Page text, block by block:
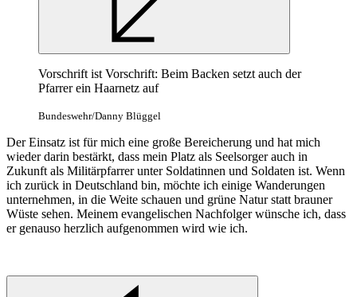
Vorschrift ist Vorschrift: Beim Backen setzt auch der
Pfarrer ein Haarnetz auf
Bundeswehr/Danny Blüggel
Der Einsatz ist für mich eine große Bereicherung und hat mich
wieder darin bestärkt, dass mein Platz als Seelsorger auch in
Zukunft als Militärpfarrer unter Soldatinnen und Soldaten ist. Wenn
ich zurück in Deutschland bin, möchte ich einige Wanderungen
unternehmen, in die Weite schauen und grüne Natur statt brauner
Wüste sehen. Meinem evangelischen Nachfolger wünsche ich, dass
er genauso herzlich aufgenommen wird wie ich.